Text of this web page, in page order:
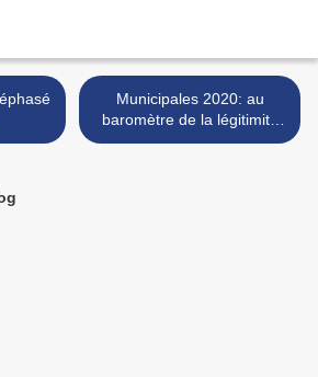
Municipales 2020: au
baromètre de la légitimité
politique, Edouard Philippe